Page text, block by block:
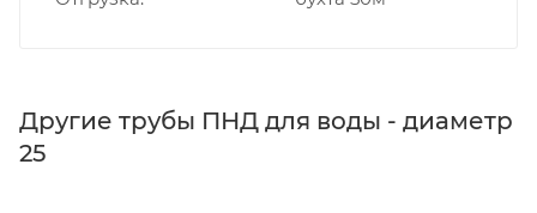
Другие трубы ПНД для воды - диаметр
25